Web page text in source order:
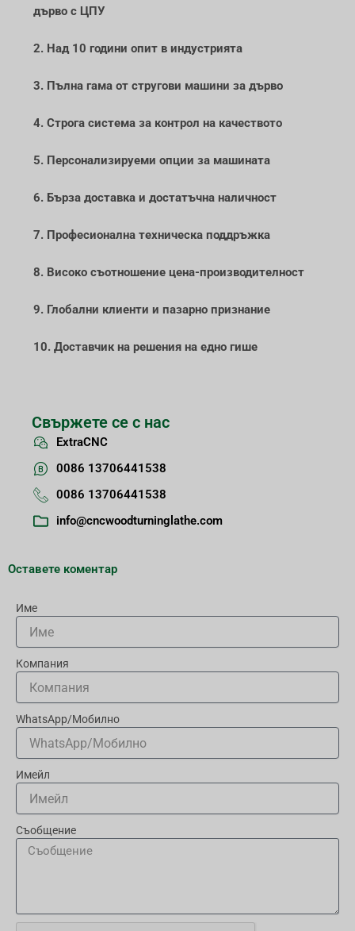
дърво с ЦПУ
2. Над 10 години опит в индустрията
3. Пълна гама от стругови машини за дърво
4. Строга система за контрол на качеството
5. Персонализируеми опции за машината
6. Бърза доставка и достатъчна наличност
7. Професионална техническа поддръжка
8. Високо съотношение цена-производителност
9. Глобални клиенти и пазарно признание
10. Доставчик на решения на едно гише
Свържете се с нас
ExtraCNC
0086 13706441538
0086 13706441538
info@cncwoodturninglathe.com
Оставете коментар
Име
Компания
WhatsApp/Мобилно
Имейл
Съобщение